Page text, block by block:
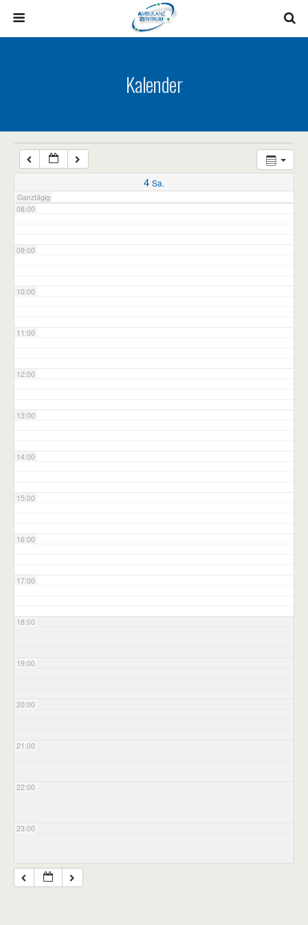
Kalender
4 Sa.
Ganztägig
07:00
08:00
09:00
10:00
11:00
12:00
13:00
14:00
15:00
16:00
17:00
18:00
19:00
20:00
21:00
22:00
23:00